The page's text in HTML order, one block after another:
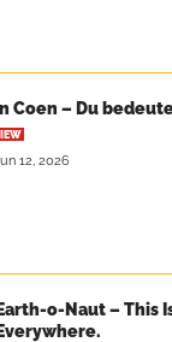
Coen – Du
12, 2026
o-Naut – This